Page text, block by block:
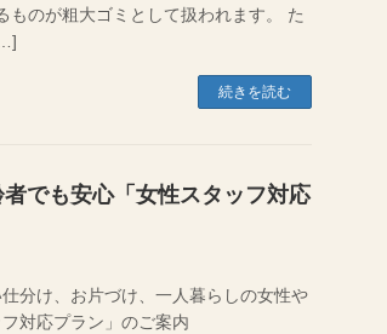
ものが粗大ゴミとして扱われます。 た
続きを読む
でも安心「女性スタッフ対応
分け、お片づけ、一人暮らしの女性や
対応プラン」のご案内